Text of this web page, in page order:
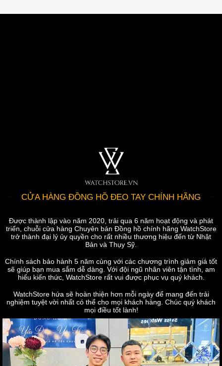
CỬA HÀNG ĐỒNG HỒ ĐEO TAY CHÍNH HÃNG
Được thành lập vào năm 2020, trải qua 6 năm hoạt động và phát
triển, chuỗi cửa hàng Chuyên bán Đồng hồ chính hãng WatchStore
trở thành đại lý ủy quyền cho rất nhiều thương hiệu đến từ Nhật
Bản và Thụy Sỹ.
Chính sách bảo hành 5 năm cùng với các chương trình giảm giá tốt
sẽ giúp bạn mua sắm dễ dàng. Với đội ngũ nhân viên tận tình, am
hiểu kiến thức, WatchStore rất vui được phục vụ quý khách.
WatchStore hứa sẽ hoàn thiện hơn mỗi ngày để mang đến trải
nghiệm tuyệt vời nhất có thể cho mọi khách hàng. Chúc quý khách
mọi điều tốt lành!